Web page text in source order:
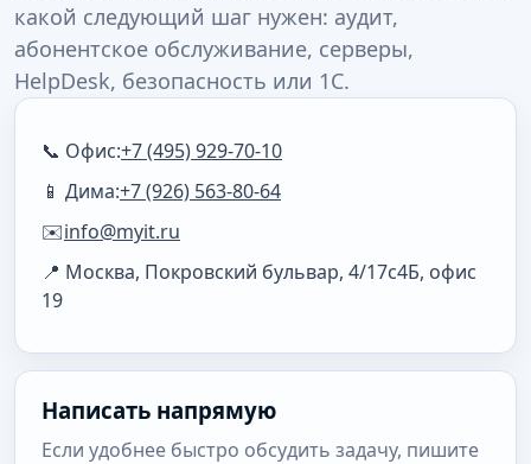
какой следующий шаг нужен: аудит,
абонентское обслуживание, серверы,
HelpDesk, безопасность или 1С.
📞 Офис:+7 (495) 929-70-10
📱 Дима:+7 (926) 563-80-64
✉️info@myit.ru
📍 Москва, Покровский бульвар, 4/17с4Б, офис
19
Написать напрямую
Если удобнее быстро обсудить задачу, пишите